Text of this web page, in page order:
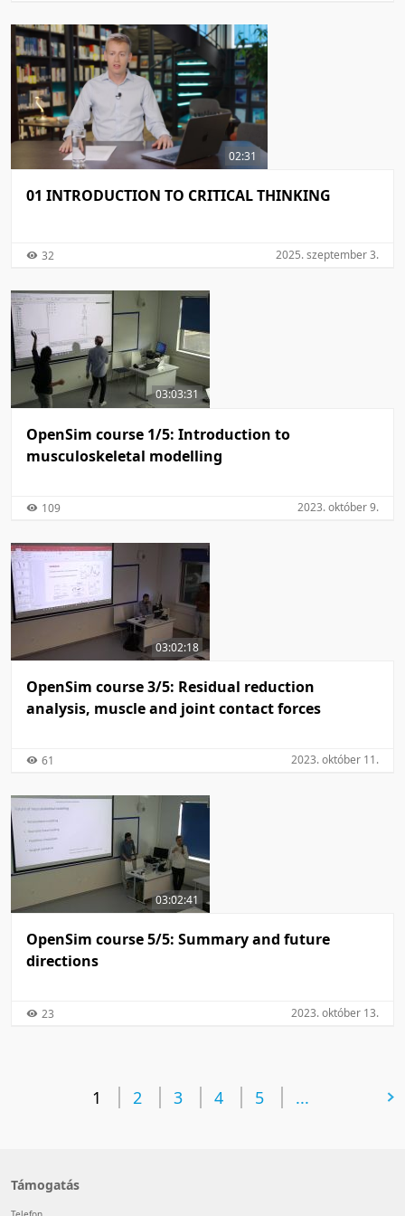
02:31
01 INTRODUCTION TO CRITICAL THINKING
32 2025. szeptember 3.
03:03:31
OpenSim course 1/5: Introduction to
musculoskeletal modelling
109 2023. október 9.
03:02:18
OpenSim course 3/5: Residual reduction
analysis, muscle and joint contact forces
61 2023. október 11.
03:02:41
OpenSim course 5/5: Summary and future
directions
23 2023. október 13.
1 2 3 4 5 ...
Támogatás